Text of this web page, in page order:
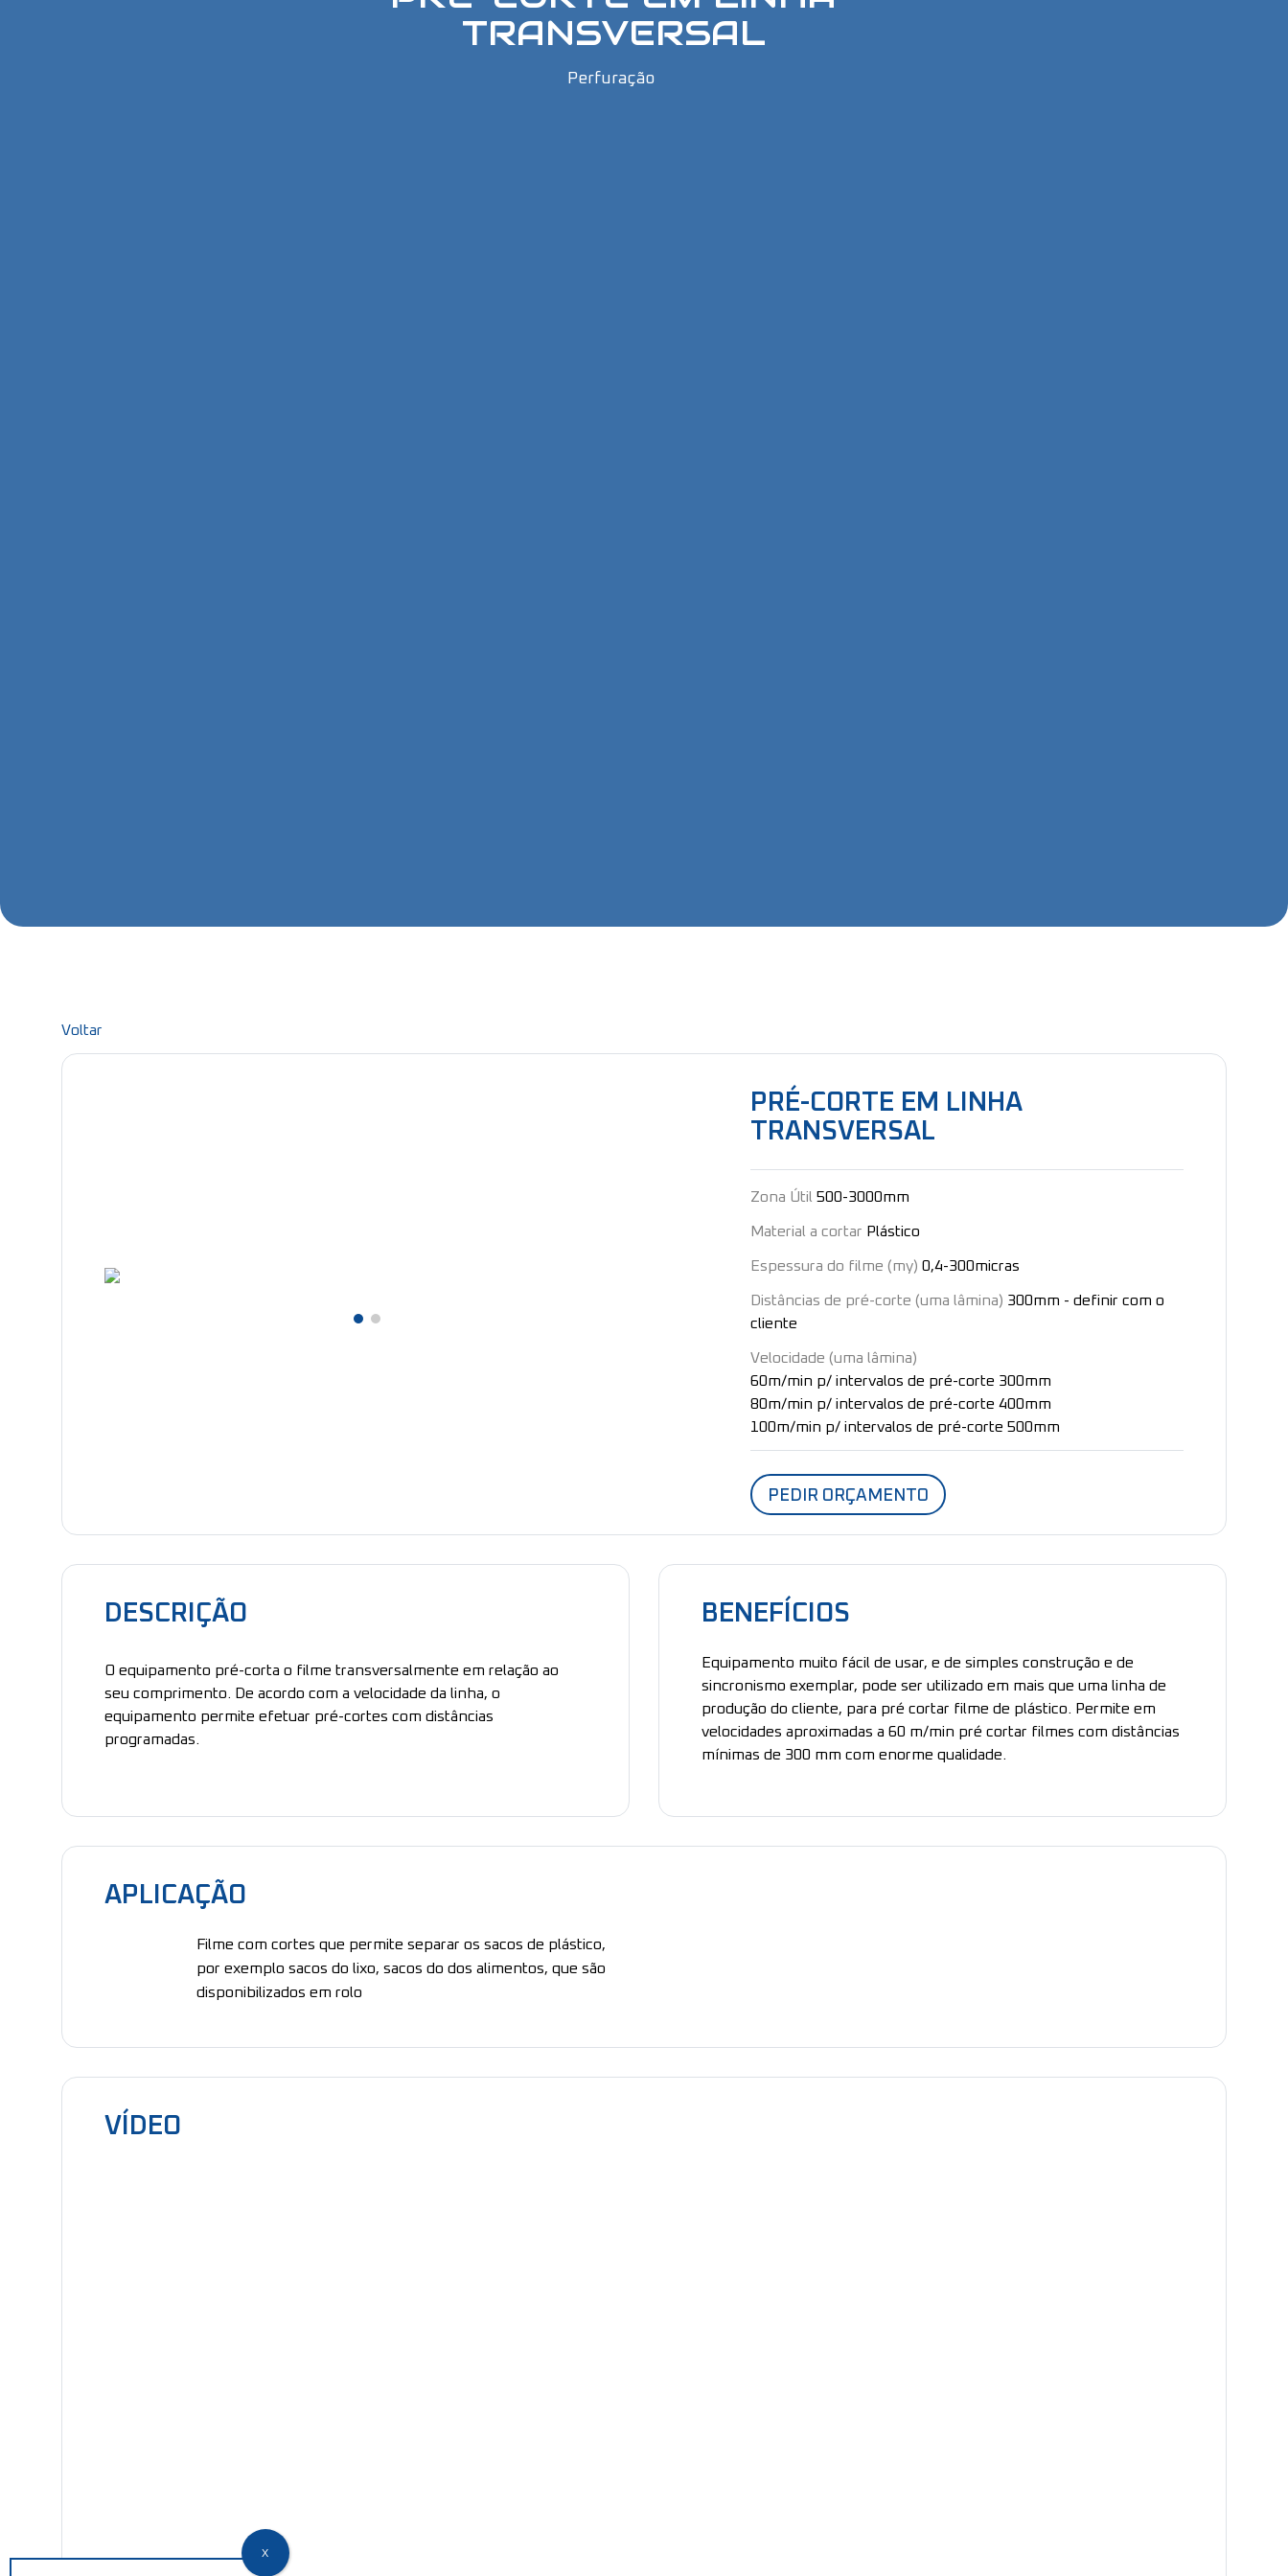
TRANSVERSAL
Perfuração
Voltar
PRÉ-CORTE EM LINHA
TRANSVERSAL
Zona Útil500-3000mm
Material a cortar Plástico
Espessura do filme (my) 0,4-300micras
Distâncias de pré-corte (uma lâmina) 300mm - definir com o
cliente
Velocidade (uma lâmina)
60m/min p/ intervalos de pré-corte 300mm
80m/min p/ intervalos de pré-corte 400mm
100m/min p/ intervalos de pré-corte 500mm
PEDIR ORÇAMENTO
DESCRIÇÃO
O equipamento pré-corta o filme transversalmente em relação ao
seu comprimento. De acordo com a velocidade da linha, o
equipamento permite efetuar pré-cortes com distâncias
programadas.
BENEFÍCIOS
Equipamento muito fácil de usar, e de simples construção e de
sincronismo exemplar, pode ser utilizado em mais que uma linha de
produção do cliente, para pré cortar filme de plástico. Permite em
velocidades aproximadas a 60 m/min pré cortar filmes com distâncias
mínimas de 300 mm com enorme qualidade.
APLICAÇÃO
Filme com cortes que permite separar os sacos de plástico,
por exemplo sacos do lixo, sacos do dos alimentos, que são
disponibilizados em rolo
VÍDEO